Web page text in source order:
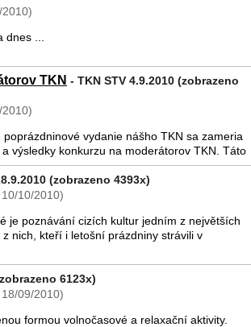
...
TKN - TKN STV 4.9.2010 (zobrazeno
vydanie nášho TKN sa zameria
výsledky konkurzu na moderátorov TKN. Táto
(zobrazeno 4393x)
10/2010)
je poznávání cizích kultur jedním z největších
nich, kteří i letošní prázdniny strávili v
6123x)
09/2010)
formou volnočasové a relaxační aktivity.